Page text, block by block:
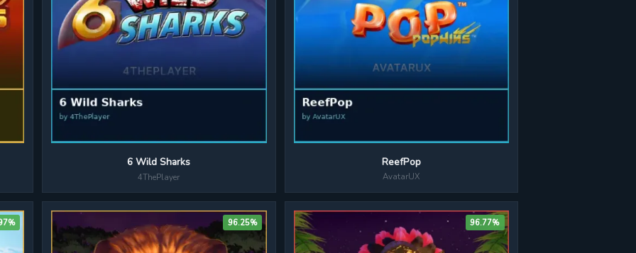
6 Wild Sharks
4ThePlayer
ReefPop
AvatarUX
96.25% 96.77%